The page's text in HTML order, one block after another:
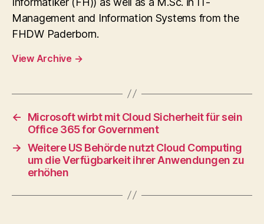
Management and Information Systems from the
FHDW Paderborn.
View Archive →
←
Microsoft wirbt mit Cloud Sicherheit für sein
Office 365 for Government
→ Weitere US Behörde nutzt Cloud Computing
um die Verfügbarkeit ihrer Anwendungen zu
erhöhen